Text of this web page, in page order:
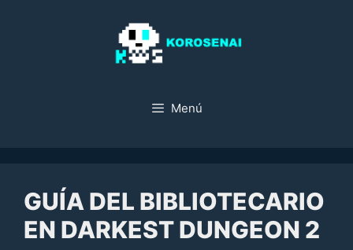
Menú
GUÍA DEL BIBLIOTECARIO
EN DARKEST DUNGEON 2